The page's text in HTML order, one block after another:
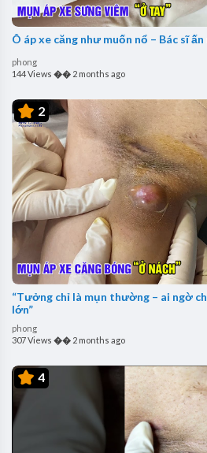
Ô áp xe căng như muốn nổ – Bác sĩ
phong
144 Views �� 2 months ago
2
“Tưởng chỉ là mụn thường – ai ngờ
lớn”
phong
307 Views �� 2 months ago
4